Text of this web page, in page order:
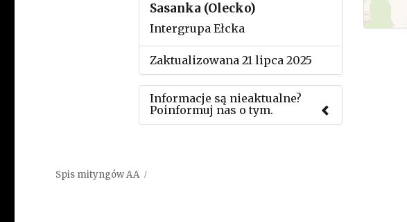
Sasanka (Olecko)
Intergrupa Ełcka
Zaktualizowana 21 lipca 2025
Informacje są nieaktualne?
Poinformuj nas o tym.
Spis mityngów AA